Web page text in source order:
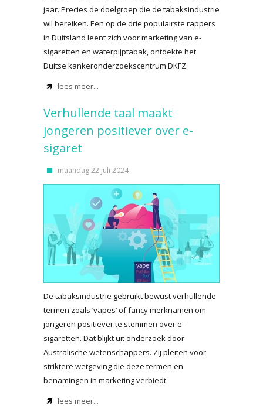
jaar. Precies de doelgroep die de tabaksindustrie
wil bereiken. Een op de drie populairste rappers
in Duitsland leent zich voor marketing van e-
sigaretten en waterpijptabak, ontdekte het
Duitse kankeronderzoekscentrum DKFZ.
lees meer...
Verhullende taal maakt
jongeren positiever over e-
sigaret
maandag 22 juli 2024
De tabaksindustrie gebruikt bewust verhullende
termen zoals ‘vapes’ of fancy merknamen om
jongeren positiever te stemmen over e-
sigaretten. Dat blijkt uit onderzoek door
Australische wetenschappers. Zij pleiten voor
striktere wetgeving die deze termen en
benamingen in marketing verbiedt.
lees meer...